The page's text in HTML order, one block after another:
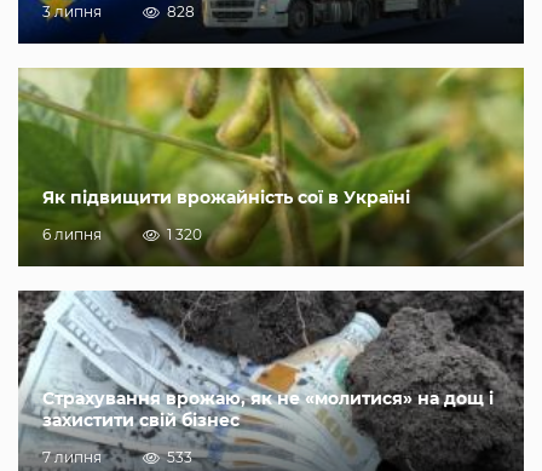
3 липня 828
Як підвищити врожайність сої в Україні
6 липня 1 320
Страхування врожаю, як не «молитися» на дощ і
захистити свій бізнес
7 липня 533